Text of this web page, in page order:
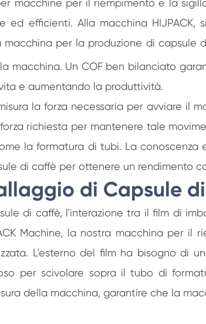
macchine per il riempimento e la
efficienti. Alla macchina HIJPACK,
per la produzione di capsule
macchina. Un COF ben bilanciato
e aumentando la produttività.
la forza necessaria per avviare il
richiesta per mantenere tale
la formatura di tubi. La conoscenza
di caffè per ottenere un rendimento
di Capsule
di caffè, l'interazione tra il film di
Machine, la nostra macchina per il
L'esterno del film ha bisogno di
per scivolare sopra il tubo di
della macchina, garantire che la